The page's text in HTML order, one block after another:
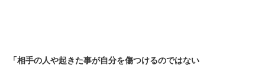
「相手の人や起きた事が自分を傷つけるのではない